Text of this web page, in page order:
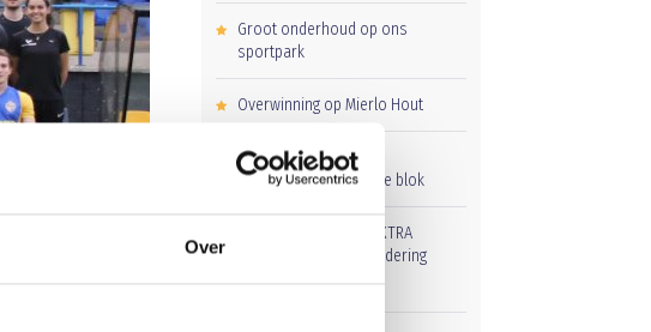
Over
Groot onderhoud op ons
sportpark
Overwinning op Mierlo Hout
Gelijkspel in eerste
oefenwedstrijd tweede blok
Uitnodiging voor de EXTRA
Algemene Ledenvergadering